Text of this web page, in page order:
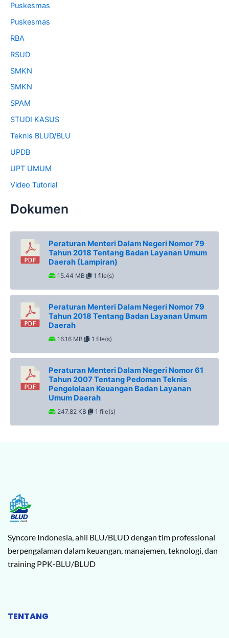
Puskesmas
Puskesmas
RBA
RSUD
SMKN
SMKN
SPAM
STUDI KASUS
Teknis BLUD/BLU
UPDB
UPT UMUM
Video Tutorial
Dokumen
Peraturan Menteri Dalam Negeri Nomor 79
Tahun 2018 Tentang Badan Layanan Umum
Daerah (Lampiran)
15.44 MB 1 file(s)
Peraturan Menteri Dalam Negeri Nomor 79
Tahun 2018 Tentang Badan Layanan Umum
Daerah
16.16 MB 1 file(s)
Peraturan Menteri Dalam Negeri Nomor 61
Tahun 2007 Tentang Pedoman Teknis
Pengelolaan Keuangan Badan Layanan
Umum Daerah
247.82 KB 1 file(s)
Syncore Indonesia, ahli BLU/BLUD dengan tim professional
berpengalaman dalam keuangan, manajemen, teknologi, dan
training PPK-BLU/BLUD
TENTANG